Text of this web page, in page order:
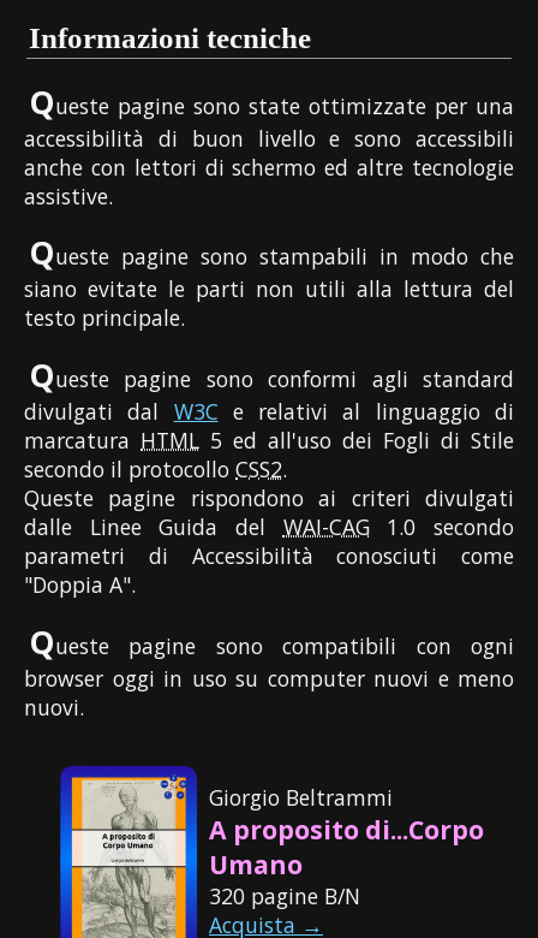
Informazioni tecniche
Queste pagine sono state ottimizzate per una
accessibilità di buon livello e sono accessibili
anche con lettori di schermo ed altre tecnologie
assistive.
Queste pagine sono stampabili in modo che
siano evitate le parti non utili alla lettura del
testo principale.
Queste pagine sono conformi agli standard
divulgati dal W3C e relativi al linguaggio di
marcatura HTML 5 ed all'uso dei Fogli di Stile
secondo il protocollo CSS2.
Queste pagine rispondono ai criteri divulgati
dalle Linee Guida del WAI-CAG1.0 secondo
parametri di Accessibilità conosciuti come
"Doppia A".
Queste pagine sono compatibili con ogni
browser oggi in uso su computer nuovi e meno
nuovi.
Giorgio Beltrammi
A proposito di...Corpo
Umano
320 pagine B/N
Acquista →